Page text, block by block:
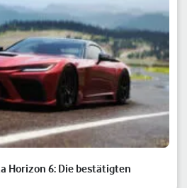
Horizon 6: Die bestätigten